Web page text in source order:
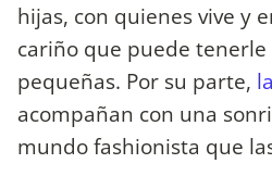
hijas, con quienes vive y
cariño que puede
pequeñas. Por su parte,
acompañan con una
mundo fashionista que